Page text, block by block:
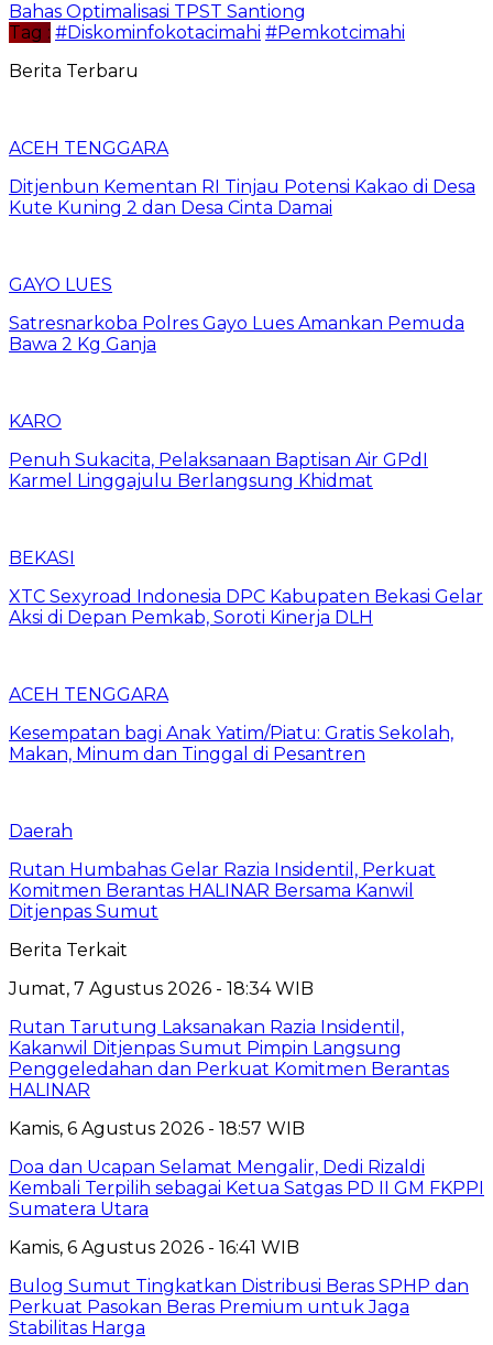
Bahas Optimalisasi TPST Santiong
Tag : #Diskominfokotacimahi #Pemkotcimahi
Berita Terbaru
ACEH TENGGARA
Ditjenbun Kementan RI Tinjau Potensi Kakao di Desa
Kute Kuning 2 dan Desa Cinta Damai
GAYO LUES
Satresnarkoba Polres Gayo Lues Amankan Pemuda
Bawa 2 Kg Ganja
KARO
Penuh Sukacita, Pelaksanaan Baptisan Air GPdI
Karmel Linggajulu Berlangsung Khidmat
BEKASI
XTC Sexyroad Indonesia DPC Kabupaten Bekasi Gelar
Aksi di Depan Pemkab, Soroti Kinerja DLH
ACEH TENGGARA
Kesempatan bagi Anak Yatim/Piatu: Gratis Sekolah,
Makan, Minum dan Tinggal di Pesantren
Daerah
Rutan Humbahas Gelar Razia Insidentil, Perkuat
Komitmen Berantas HALINAR Bersama Kanwil
Ditjenpas Sumut
Berita Terkait
Jumat, 7 Agustus 2026 - 18:34 WIB
Rutan Tarutung Laksanakan Razia Insidentil,
Kakanwil Ditjenpas Sumut Pimpin Langsung
Penggeledahan dan Perkuat Komitmen Berantas
HALINAR
Kamis, 6 Agustus 2026 - 18:57 WIB
Doa dan Ucapan Selamat Mengalir, Dedi Rizaldi
Kembali Terpilih sebagai Ketua Satgas PD II GM FKPPI
Sumatera Utara
Kamis, 6 Agustus 2026 - 16:41 WIB
Bulog Sumut Tingkatkan Distribusi Beras SPHP dan
Perkuat Pasokan Beras Premium untuk Jaga
Stabilitas Harga